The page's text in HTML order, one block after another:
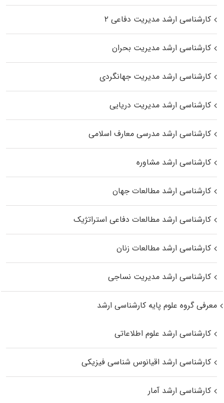
کارشناسی ارشد مدیریت دفاعی ۲
کارشناسی ارشد مدیریت بحران
کارشناسی ارشد مدیریت جهانگردی
کارشناسی ارشد مدیریت دریایی
کارشناسی ارشد مدرسی معارف اسلامی
کارشناسی ارشد مشاوره
کارشناسی ارشد مطالعات جهان
کارشناسی ارشد مطالعات دفاعی استراتژیک
کارشناسی ارشد مطالعات زنان
کارشناسی ارشد مدیریت نساجی
معرفی گروه علوم پایه کارشناسی ارشد
کارشناسی ارشد علوم اطلاعاتی
کارشناسی ارشد اقیانوس‌ شناسی فیزیکی
کارشناسی ارشد آمار